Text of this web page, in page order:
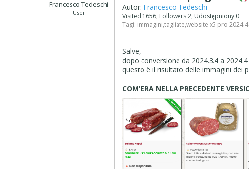
Francesco Tedeschi
User
Autor: Francesco Tedeschi
Visited 1656, Followers 2, Udostępniony 0
Tagi: immagini,tagliate,website x5 pro 2024.4
Salve,
dopo conversione da 2024.3.4 a
questo è il risultato delle immagini dei
COM'ERA NELLA PRECEDENTE